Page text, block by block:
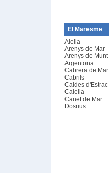
El Maresme
Alella
Arenys de Mar
Arenys de Munt
Argentona
Cabrera de Mar
Cabrils
Caldes d'Estrac
Calella
Canet de Mar
Dosrius